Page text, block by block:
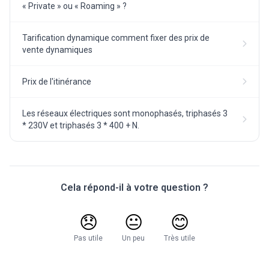
« Private » ou « Roaming » ?
Tarification dynamique comment fixer des prix de
vente dynamiques
Prix de l'itinérance
Les réseaux électriques sont monophasés, triphasés 3
* 230V et triphasés 3 * 400 + N.
Cela répond-il à votre question ?
😞
Pas utile
😐
Un peu
😊
Très utile